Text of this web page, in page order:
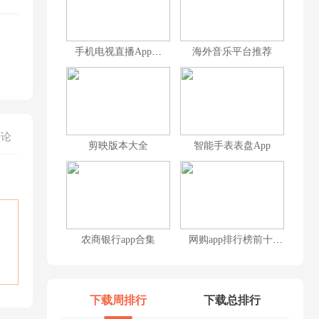
手机电视直播App大全 海外音乐平台推荐
剪映版本大全 智能手表表盘App
农商银行app合集 网购app排行榜前十名
下载周排行 下载总排行